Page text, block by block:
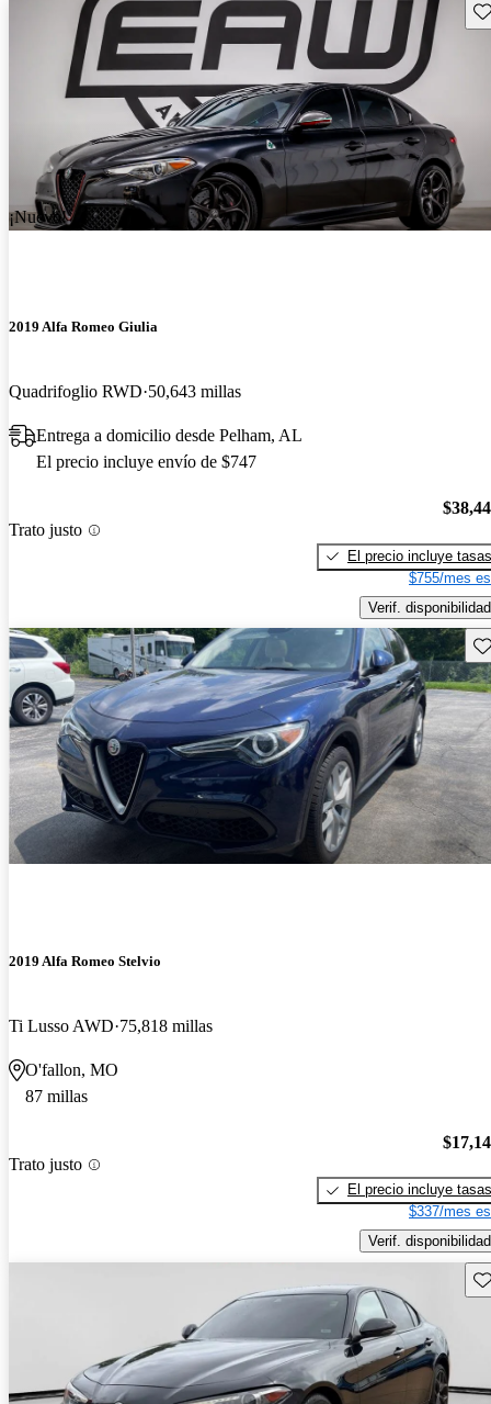
¡Nuevo!
2019 Alfa Romeo Giulia
Quadrifoglio RWD 50,643 millas
Entrega a domicilio desde Pelham, AL
El precio incluye envío de $747
Trato justo
El precio incluye tasas
$755/mes
Verif. disponibilidad
2019 Alfa Romeo Stelvio
Ti Lusso AWD 75,818 millas
O'fallon, MO
87 millas
Trato justo
El precio incluye tasas
$337/mes
Verif. disponibilidad